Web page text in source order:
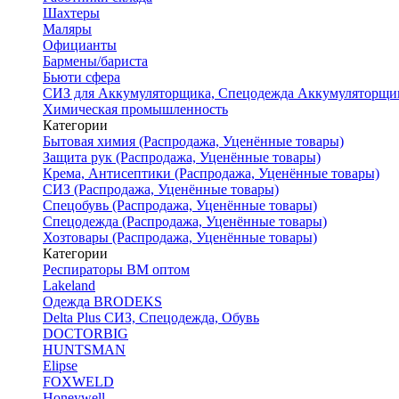
Шахтеры
Маляры
Официанты
Бармены/бариста
Бьюти сфера
СИЗ для Аккумуляторщика, Спецодежда
Химическая промышленность
Категории
Бытовая химия (Распродажа, Уценённые товары)
Защита рук (Распродажа, Уценённые товары)
Крема, Антисептики (Распродажа, Уценённые товары)
СИЗ (Распродажа, Уценённые товары)
Спецобувь (Распродажа, Уценённые товары)
Спецодежда (Распродажа, Уценённые товары)
Хозтовары (Распродажа, Уценённые товары)
Категории
Респираторы ВМ оптом
Lakeland
Одежда BRODEKS
Delta Plus СИЗ, Спецодежда, Обувь
DOCTORBIG
HUNTSMAN
Elipse
FOXWELD